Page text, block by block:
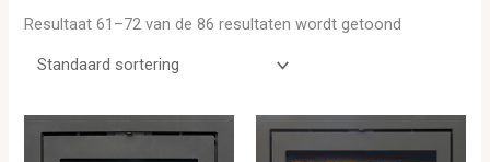
Resultaat 61–72 van de 86 resultaten wordt getoond